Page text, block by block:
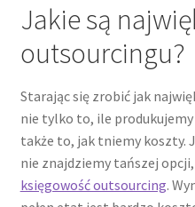
Jakie są
outsourcingu?
Starając się zrobić jak
nie tylko to, ile produkujemy
także to, jak tniemy koszty.
nie znajdziemy tańszej
księgowość outsourcing.